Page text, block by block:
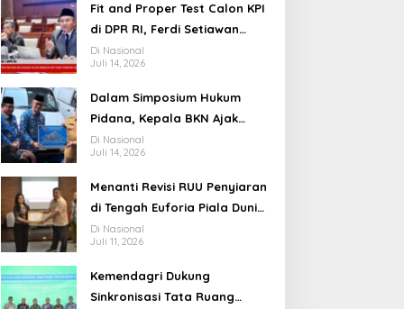
Fit and Proper Test Calon KPI
di DPR RI, Ferdi Setiawan
Jelaskan Gagasan
Transformasi Menuju
Ekosistem Penyiaran yang
Adaptif
Di Nasional
Juli 14, 2026
Dalam Simposium Hukum
Pidana, Kepala BKN Ajak
Akademisi Jadi Mitra
Pencegahan Tindak Pidana di
Birokrasi
Di Nasional
Juli 14, 2026
Menanti Revisi RUU Penyiaran
di Tengah Euforia Piala Dunia
2026, Akademisi: Jangan
Terus Jadi “Messi dan
Ronaldo” Legislasi
Di Nasional
Juli 11, 2026
Kemendagri Dukung
Sinkronisasi Tata Ruang